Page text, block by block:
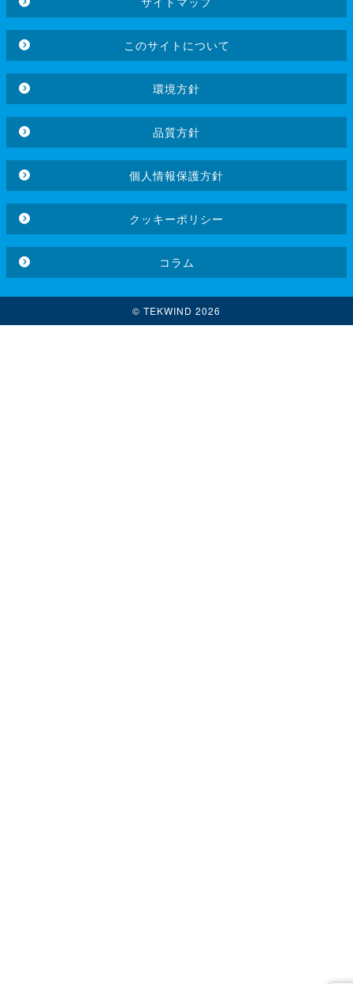
このサイトについて
環境方針
品質方針
個人情報保護方針
クッキーポリシー
コラム
© TEKWIND 2026